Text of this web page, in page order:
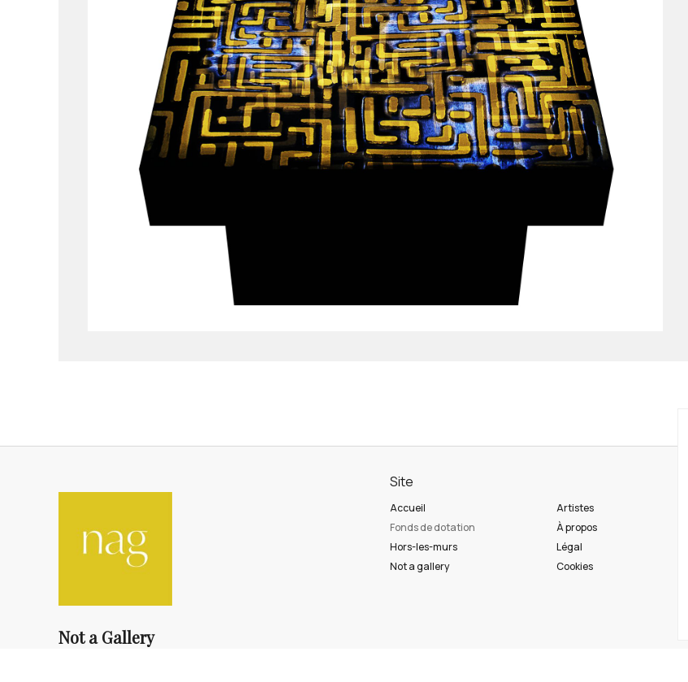
Not a Gallery
Site
Accueil
Fonds de dotation
Hors-les-murs
Not a gallery
Artistes
À propos
Légal
Cookies